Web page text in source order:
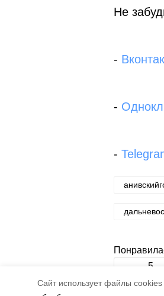
Cайт использует файлы cookies
Не
-
-
-
5